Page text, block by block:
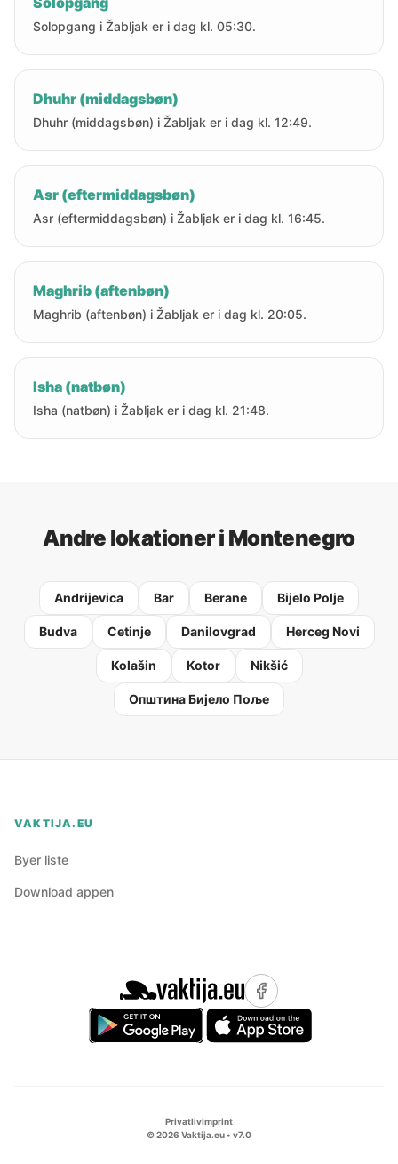
Solopgang i Žabljak er i dag kl. 05:30.
Dhuhr (middagsbøn)
Dhuhr (middagsbøn) i Žabljak er i dag kl. 12:49.
Asr (eftermiddagsbøn)
Asr (eftermiddagsbøn) i Žabljak er i dag kl. 16:45.
Maghrib (aftenbøn)
Maghrib (aftenbøn) i Žabljak er i dag kl. 20:05.
Isha (natbøn)
Isha (natbøn) i Žabljak er i dag kl. 21:48.
Andre lokationer i Montenegro
Andrijevica Bar Berane Bijelo Polje
Budva Cetinje Danilovgrad Herceg Novi
Kolašin Kotor Nikšić
Oпштина Бијело Поље
VAKTIJA.EU
Byer liste
Download appen
PrivatlivImprint
©2026 Vaktija.eu • v7.0